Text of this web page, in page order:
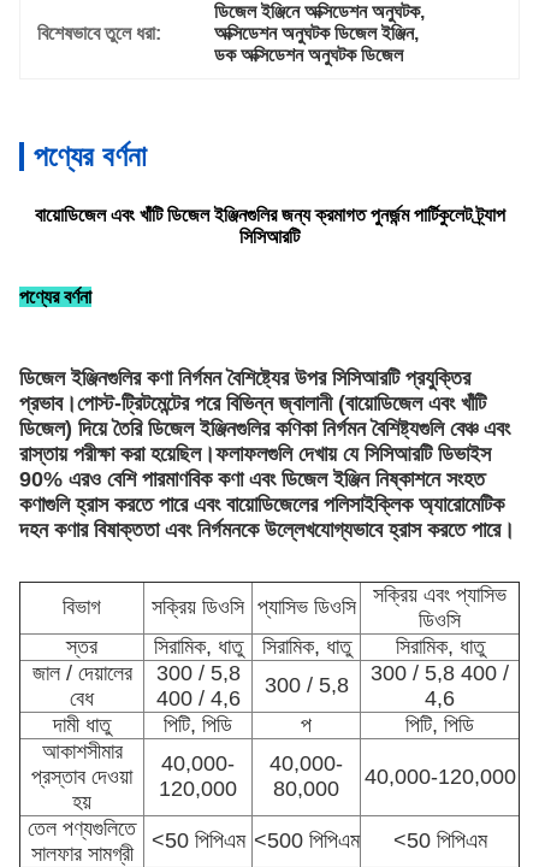
বিশেষভাবে তুলে ধরা:
ডিজেল ইঞ্জিনে অক্সিডেশন অনুঘটক,
অক্সিডেশন অনুঘটক ডিজেল ইঞ্জিন,
ডক অক্সিডেশন অনুঘটক ডিজেল
পণ্যের বর্ণনা
বায়োডিজেল এবং খাঁটি ডিজেল ইঞ্জিনগুলির জন্য ক্রমাগত পুনর্জন্ম পার্টিকুলেট ট্র্যাপ
সিসিআরটি
পণ্যের বর্ণনা
ডিজেল ইঞ্জিনগুলির কণা নির্গমন বৈশিষ্ট্যের উপর সিসিআরটি প্রযুক্তির
প্রভাব।পোস্ট-ট্রিটমেন্টের পরে বিভিন্ন জ্বালানী (বায়োডিজেল এবং খাঁটি
ডিজেল) দিয়ে তৈরি ডিজেল ইঞ্জিনগুলির কণিকা নির্গমন বৈশিষ্ট্যগুলি বেঞ্চ এবং
রাস্তায় পরীক্ষা করা হয়েছিল।ফলাফলগুলি দেখায় যে সিসিআরটি ডিভাইস
90% এরও বেশি পারমাণবিক কণা এবং ডিজেল ইঞ্জিন নিষ্কাশনে সংহত
কণাগুলি হ্রাস করতে পারে এবং বায়োডিজেলের পলিসাইক্লিক অ্যারোমেটিক
দহন কণার বিষাক্ততা এবং নির্গমনকে উল্লেখযোগ্যভাবে হ্রাস করতে পারে।
বিভাগ সক্রিয় ডিওসি প্যাসিভ ডিওসি
সক্রিয় এবং প্যাসিভ
ডিওসি
স্তর
সিরামিক, ধাতু সিরামিক, ধাতু
সিরামিক, ধাতু
জাল / দেয়ালের
বেধ
300 / 5,8
400 / 4,6
300 / 5,8
300 / 5,8 400 /
4,6
দামী ধাতু
পিটি, পিডি প
পিটি, পিডি
আকাশসীমার
প্রস্তাব দেওয়া
হয়
40,000-
120,000
40,000-
80,000
40,000-120,000
তেল পণ্যগুলিতে
সালফার সামগ্রী
<50 পিপিএম <500 পিপিএম
<50 পিপিএম